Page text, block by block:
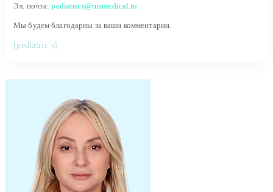
Эл. почта:pediatrics@rusmedical.ru
Мы будем благодарны за ваши комментарии.
[pediatric`s]